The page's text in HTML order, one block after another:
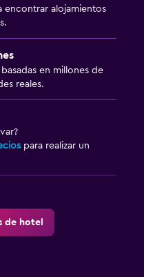
encontrar alojamientos
en millones de
reales.
para realizar un
de hotel